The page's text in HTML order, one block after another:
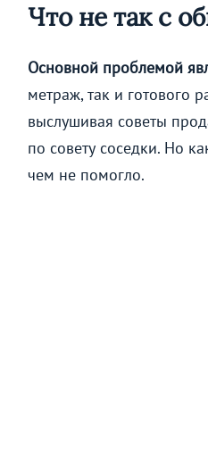
Что не так с
Основной проблемой
метраж, так и готового
выслушивая советы
по совету соседки. Но
чем не помогло.